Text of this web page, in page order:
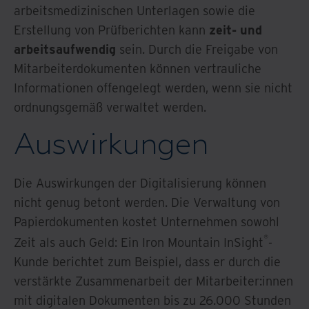
arbeitsmedizinischen Unterlagen sowie die
Erstellung von Prüfberichten kann zeit- und
arbeitsaufwendig sein. Durch die Freigabe von
Mitarbeiterdokumenten können vertrauliche
Informationen offengelegt werden, wenn sie nicht
ordnungsgemäß verwaltet werden.
Auswirkungen
Die Auswirkungen der Digitalisierung können
nicht genug betont werden. Die Verwaltung von
Papierdokumenten kostet Unternehmen sowohl
Zeit als auch Geld: Ein Iron Mountain InSight -
Kunde berichtet zum Beispiel, dass er durch die
verstärkte Zusammenarbeit der Mitarbeiter:innen
mit digitalen Dokumenten bis zu 26.000 Stunden